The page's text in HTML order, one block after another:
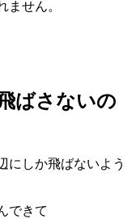
ません。
ばさないの
にしか飛ばないよう
できて